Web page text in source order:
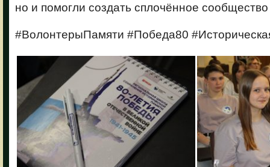
но и помогли создать сплочённое
#ВолонтерыПамяти #Победа80